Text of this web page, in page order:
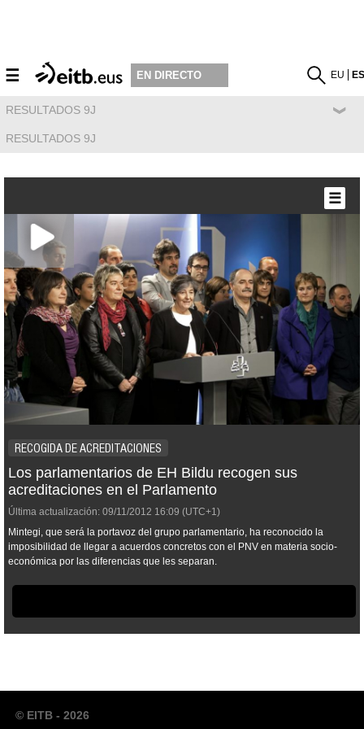
☰ EN DIRECTO EU
RESULTADOS 9J
RESULTADOS 9J
RECOGIDA DE ACREDITACIONES
Los parlamentarios de EH Bildu recogen sus
acreditaciones en el Parlamento
Última actualización: 09/11/2012 16:09 (UTC+1)
Mintegi, que será la portavoz del grupo parlamentario, ha reconocido la
imposibilidad de llegar a acuerdos concretos con el PNV en materia socio-
económica por las diferencias que les separan.
☰
© EITB - 2026